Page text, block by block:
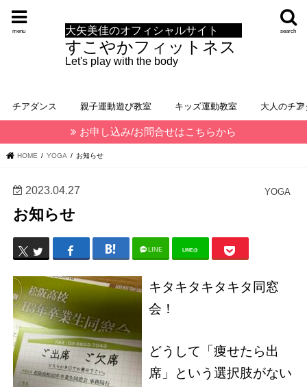
大矢美佳のオフィシャルサイト
すこやかフィットネス
Let's play with the body
search
menu
チアダンス 親子運動遊び教室 キッズ運動教室 大人のチ
お申し込み/お問合せはこちらから
HOME YOGA お知らせ
YOGA
2023.04.27
お知らせ
LINE LINE@
キタキタキタキタ同窓
会！
どうして「痩せたら出
席」という選択肢がない